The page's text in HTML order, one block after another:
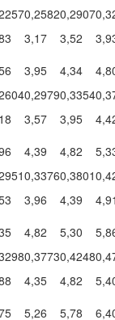
0,25820,2907
3,17 3,52
3,95 4,34
0,29790,3354
3,57 3,95
4,39 4,82
0,33760,3801
3,96 4,39 4,91
4,82 5,30
0,37730,4248
4,35 4,82
5,26 5,78